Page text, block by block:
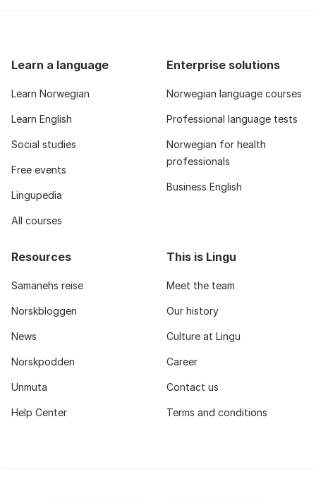
Learn a language
Learn Norwegian
Learn English
Social studies
Free events
Lingupedia
All courses
Enterprise solutions
Norwegian language courses
Professional language tests
Norwegian for health
professionals
Business English
Resources
Samanehs reise
Norskbloggen
News
Norskpodden
Unmuta
Help Center
This is Lingu
Meet the team
Our history
Culture at Lingu
Career
Contact us
Terms and conditions